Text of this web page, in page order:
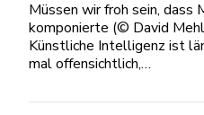
Müssen wir froh sein, dass
komponierte (© David
Künstliche Intelligenz ist
mal offensichtlich,…